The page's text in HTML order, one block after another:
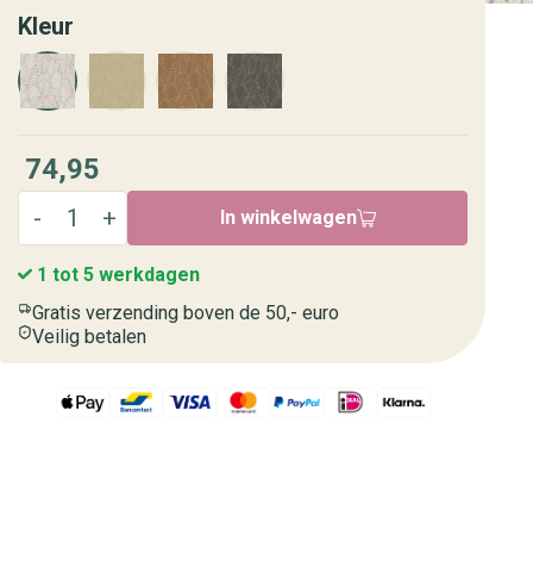
Kleur
74,95
In winkelwagen
1 tot 5 werkdagen
Gratis verzending boven de 50,- euro
Veilig betalen